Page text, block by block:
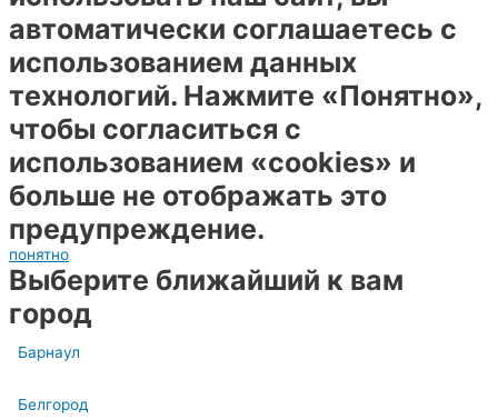
автоматически соглашаетесь с
использованием данных
технологий. Нажмите «Понятно»,
чтобы согласиться с
использованием «cookies» и
больше не отображать это
предупреждение.
понятно
Выберите ближайший к вам
город
Барнаул
Белгород